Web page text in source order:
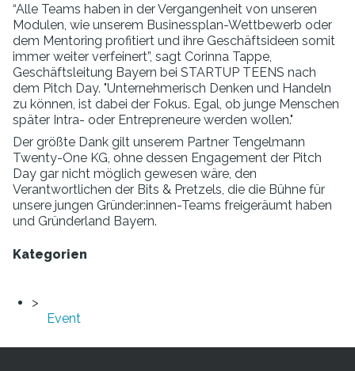
“Alle Teams haben in der Vergangenheit von unseren
Modulen, wie unserem Businessplan-Wettbewerb oder
dem Mentoring profitiert und ihre Geschäftsideen somit
immer weiter verfeinert”, sagt Corinna Tappe,
Geschäftsleitung Bayern bei STARTUP TEENS nach
dem Pitch Day. "Unternehmerisch Denken und Handeln
zu können, ist dabei der Fokus. Egal, ob junge Menschen
später Intra- oder Entrepreneure werden wollen."
Der größte Dank gilt unserem Partner Tengelmann
Twenty-One KG, ohne dessen Engagement der Pitch
Day gar nicht möglich gewesen wäre, den
Verantwortlichen der Bits & Pretzels, die die Bühne für
unsere jungen Gründer:innen-Teams freigeräumt haben
und Gründerland Bayern.
Kategorien
Event